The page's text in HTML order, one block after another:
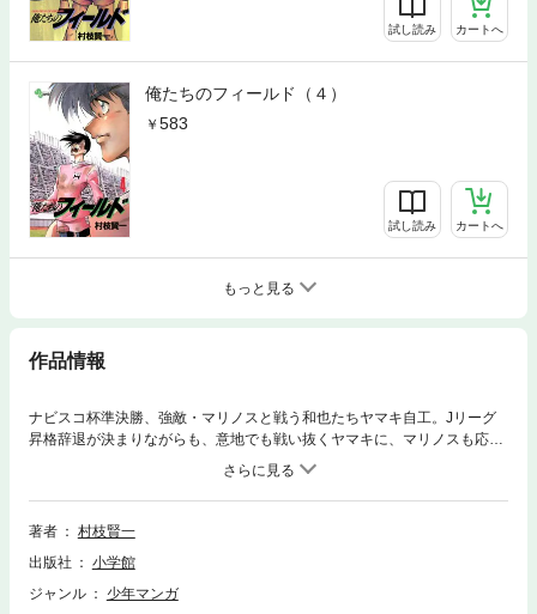
試し読み カートへ
俺たちのフィールド（４）
583
試し読み カートへ
もっと見る
作品情報
ナビスコ杯準決勝、強敵・マリノスと戦う和也たちヤマキ自工。Jリーグ
昇格辞退が決まりながらも、意地でも戦い抜くヤマキに、マリノスも応
戦。両者の激しいぶつかり合いで、試合は膠着状態に・・・。
著者
村枝賢一
出版社
小学館
ジャンル
少年マンガ